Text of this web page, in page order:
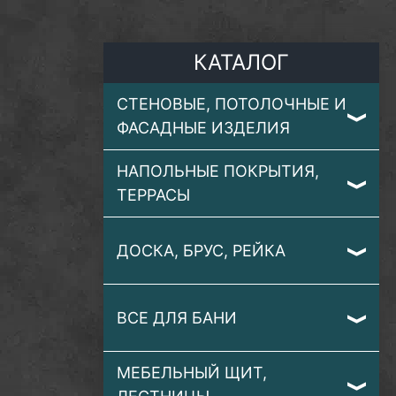
КАТАЛОГ
СТЕНОВЫЕ, ПОТОЛОЧНЫЕ И
ФАСАДНЫЕ ИЗДЕЛИЯ
НАПОЛЬНЫЕ ПОКРЫТИЯ,
ТЕРРАСЫ
ДОСКА, БРУС, РЕЙКА
ВСЕ ДЛЯ БАНИ
МЕБЕЛЬНЫЙ ЩИТ,